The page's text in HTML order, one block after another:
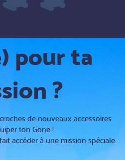
pour ta
?
de nouveaux accessoires
ton Gone !
accéder à une mission spéciale.